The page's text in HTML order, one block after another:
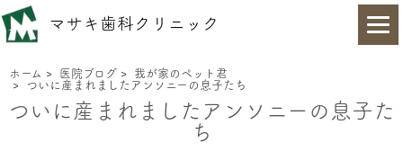
マサキ歯科クリニック
ホーム > 医院ブログ > 我が家のペット君
>
ついに産まれましたアンソニーの息子たち
ついに産まれましたアンソニーの息子た
ち